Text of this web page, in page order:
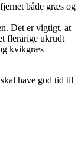
både græs og
Det er vigtigt, at
flerårige ukrudt
kvikgræs
have god tid til